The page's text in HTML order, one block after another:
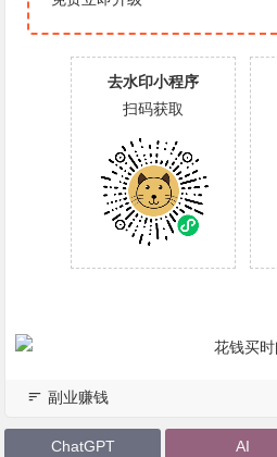
去水印小程序
扫码获取
副业赚钱
ChatGPT AI